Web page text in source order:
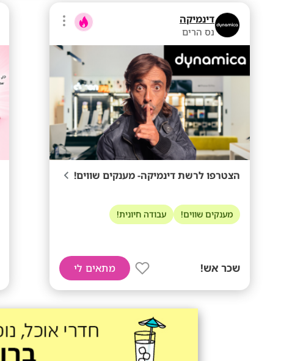
דינמיקה
נס הרים
הצטרפו לרשת דינמיקה- מענקים שווים!
מענקים שווים! עבודה חיונית!
שכר אש! מתאים לי